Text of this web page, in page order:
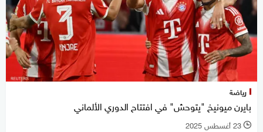
رياضة
بايرن ميونيخ "يتوحش" في افتتاح الدوري الألماني
l 23 أغسطس 2025